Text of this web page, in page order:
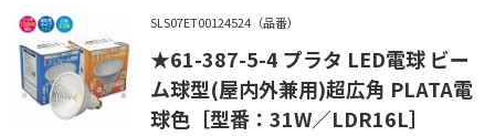
SLS07ET00124524（品番）
★61-387-5-4 プラタ LED電球 ビー
ム球型(屋内外兼用)超広角 PLATA電
球色［型番：31W／LDR16L］